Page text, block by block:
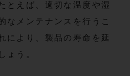
とえば、適切な温度や湿
なメンテナンスを行うこ
により、製品の寿命を延
ょう。